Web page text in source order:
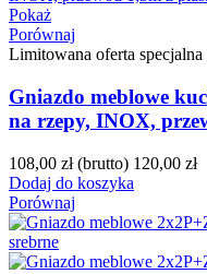
Pokaż
Porównaj
Limitowana oferta specjalna
Gniazdo meblowe
na rzepy, INOX,
108,00 zł (brutto) 120,00 zł
Dodaj do koszyka
Porównaj